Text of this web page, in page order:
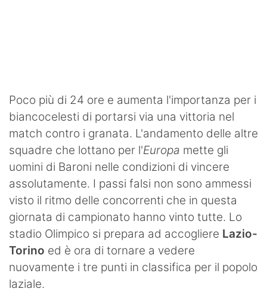
Poco più di 24 ore e aumenta l'importanza per i
biancocelesti di portarsi via una vittoria nel
match contro i granata. L'andamento delle altre
squadre che lottano per l'Europa mette gli
uomini di Baroni nelle condizioni di vincere
assolutamente. I passi falsi non sono ammessi
visto il ritmo delle concorrenti che in questa
giornata di campionato hanno vinto tutte. Lo
stadio Olimpico si prepara ad accogliere Lazio-
Torino ed è ora di tornare a vedere
nuovamente i tre punti in classifica per il popolo
laziale.